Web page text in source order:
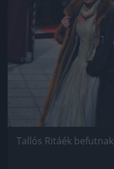
Tallós Ritáék befutnak